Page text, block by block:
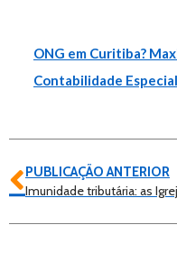
ONG em Curitiba?
Contabilidade
PUBLICAÇÃO ANTERIOR